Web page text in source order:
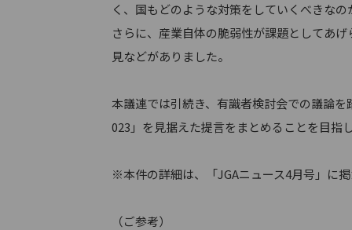
く、国もどのような対策をしていくべきな
さらに、産業自体の脆弱性が課題としてあ
見などがありました。
本議連では引続き、有識者検討会での議論
023」を見据えた提言をまとめることを目指
※本件の詳細は、「JGAニュース4月号」に
（ご参考）